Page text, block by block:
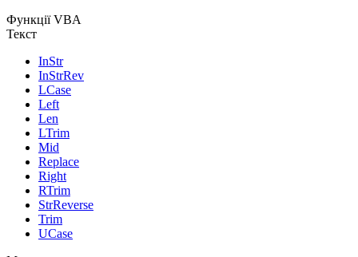
Функції VBA
Текст
InStr
InStrRev
LCase
Left
Len
LTrim
Mid
Replace
Right
RTrim
StrReverse
Trim
UCase